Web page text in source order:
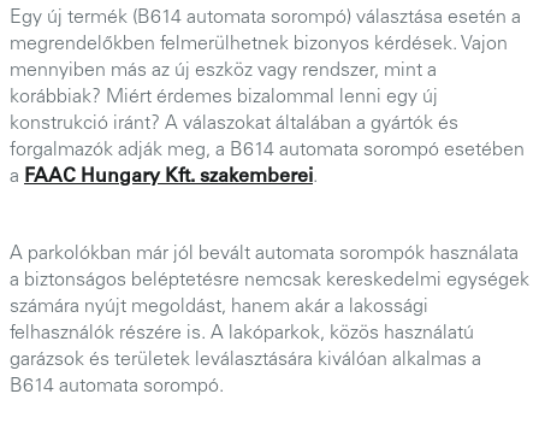
Egy új termék (B614 automata sorompó) választása esetén a
megrendelőkben felmerülhetnek bizonyos kérdések. Vajon
mennyiben más az új eszköz vagy rendszer, mint a
korábbiak? Miért érdemes bizalommal lenni egy új
konstrukció iránt? A válaszokat általában a gyártók és
forgalmazók adják meg, a B614 automata sorompó esetében
a FAAC Hungary Kft. szakemberei.
A parkolókban már jól bevált automata sorompók használata
a biztonságos beléptetésre nemcsak kereskedelmi egységek
számára nyújt megoldást, hanem akár a lakossági
felhasználók részére is. A lakóparkok, közös használatú
garázsok és területek leválasztására kiválóan alkalmas a
B614 automata sorompó.